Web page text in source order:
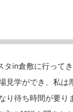
in倉敷に行ってき
見学ができ、私
り待ち時間が要り